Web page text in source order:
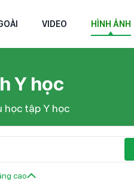
VIDEO HÌNH ẢNH
Y học
học tập Y học
cao